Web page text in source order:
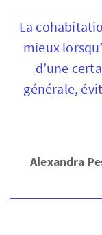
La
mieux
d’une
générale,
Alexandra